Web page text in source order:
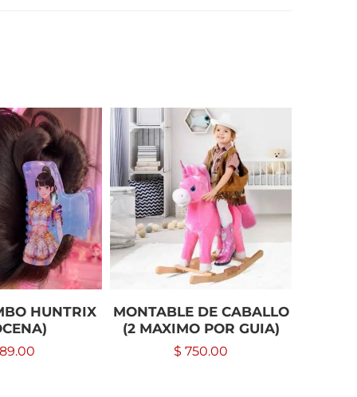
HUNTRIX
MONTABLE DE CABALLO
(2 MAXIMO POR GUIA)
$ 750.00